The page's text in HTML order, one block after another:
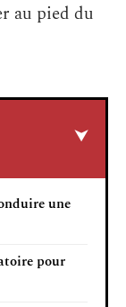
au pied du
une
pour